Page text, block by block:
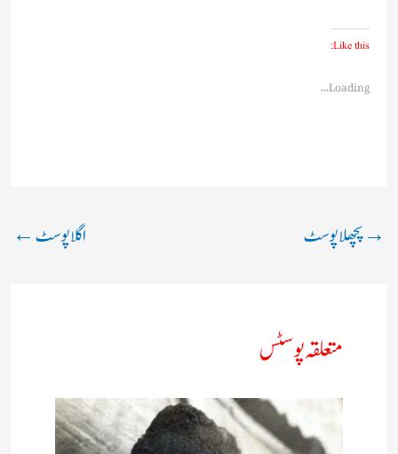
Like this:
Loading...
→پچھلا پوسٹ اگلا پوسٹ←
متعلقہ پوسٹس